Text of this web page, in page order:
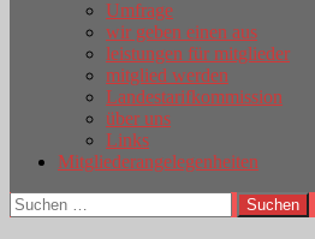
Umfrage
wir geben einen aus
leistungen für mitglieder
mitglied werden
Landestarifkommission
über uns
Links
Mitgliederangelegenheiten
Suchen
nach: